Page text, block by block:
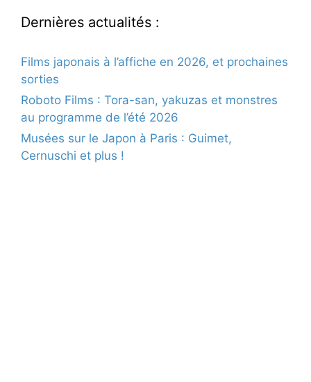
Dernières actualités :
Films japonais à l’affiche en 2026, et prochaines
sorties
Roboto Films : Tora-san, yakuzas et monstres
au programme de l’été 2026
Musées sur le Japon à Paris : Guimet,
Cernuschi et plus !